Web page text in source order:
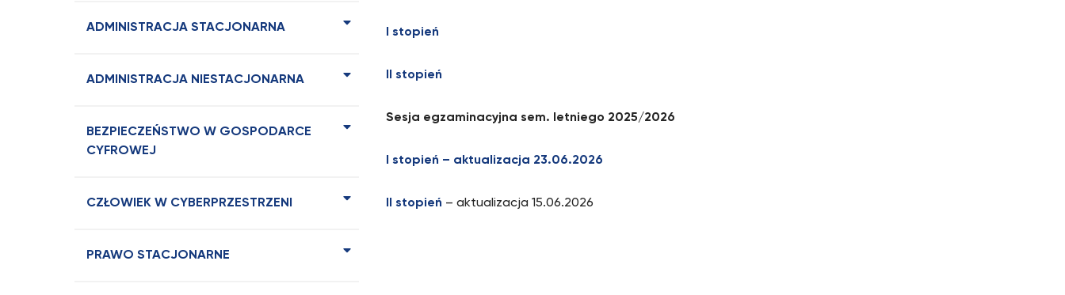
ADMINISTRACJA STACJONARNA
ADMINISTRACJA NIESTACJONARNA
BEZPIECZEŃSTWO W GOSPODARCE
CYFROWEJ
CZŁOWIEK W CYBERPRZESTRZENI
PRAWO STACJONARNE
I stopień
II stopień
Sesja egzaminacyjna sem. letniego 2025/2026
I stopień – aktualizacja 23.06.2026
II stopień – aktualizacja 15.06.2026